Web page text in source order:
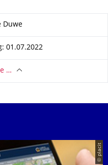
Duwe
01.07.2022
…
© placit